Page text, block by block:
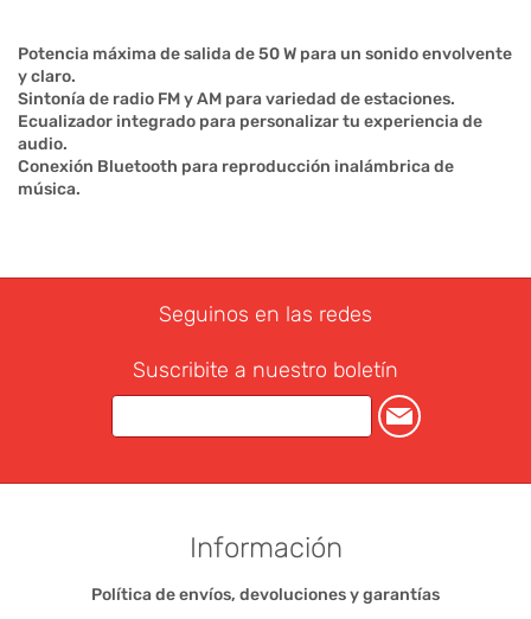
Potencia máxima de salida de 50 W para un sonido envolvente
y claro.
Sintonía de radio FM y AM para variedad de estaciones.
Ecualizador integrado para personalizar tu experiencia de
audio.
Conexión Bluetooth para reproducción inalámbrica de
música.
Seguinos en las redes
Suscribite a nuestro boletín
Información
Política de envíos, devoluciones y garantías